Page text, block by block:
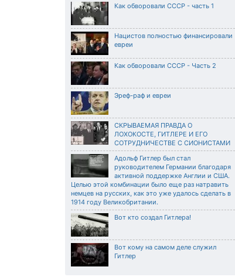
Как обворовали СССР - часть 1
Нацистов полностью финансировали
евреи
Как обворовали СССР - Часть 2
Эреф-раф и евреи
СКРЫВАЕМАЯ ПРАВДА О
ЛОХОКОСТЕ, ГИТЛЕРЕ И ЕГО
СОТРУДНИЧЕСТВЕ С СИОНИСТАМИ
Адольф Гитлер был стал
руководителем Германии благодаря
активной поддержке Англии и США.
Целью этой комбинации было еще раз натравить
немцев на русских, как это уже удалось сделать в
1914 году Великобритании.
Вот кто создал Гитлера!
Вот кому на самом деле служил
Гитлер